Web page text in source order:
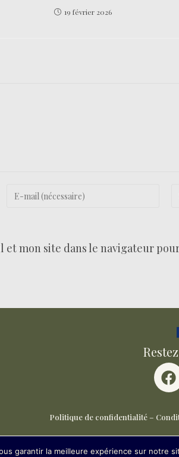
19 février 2026
mon site dans le navigateur
Politique de confidentialité–
garantir la meilleure expérience sur notre